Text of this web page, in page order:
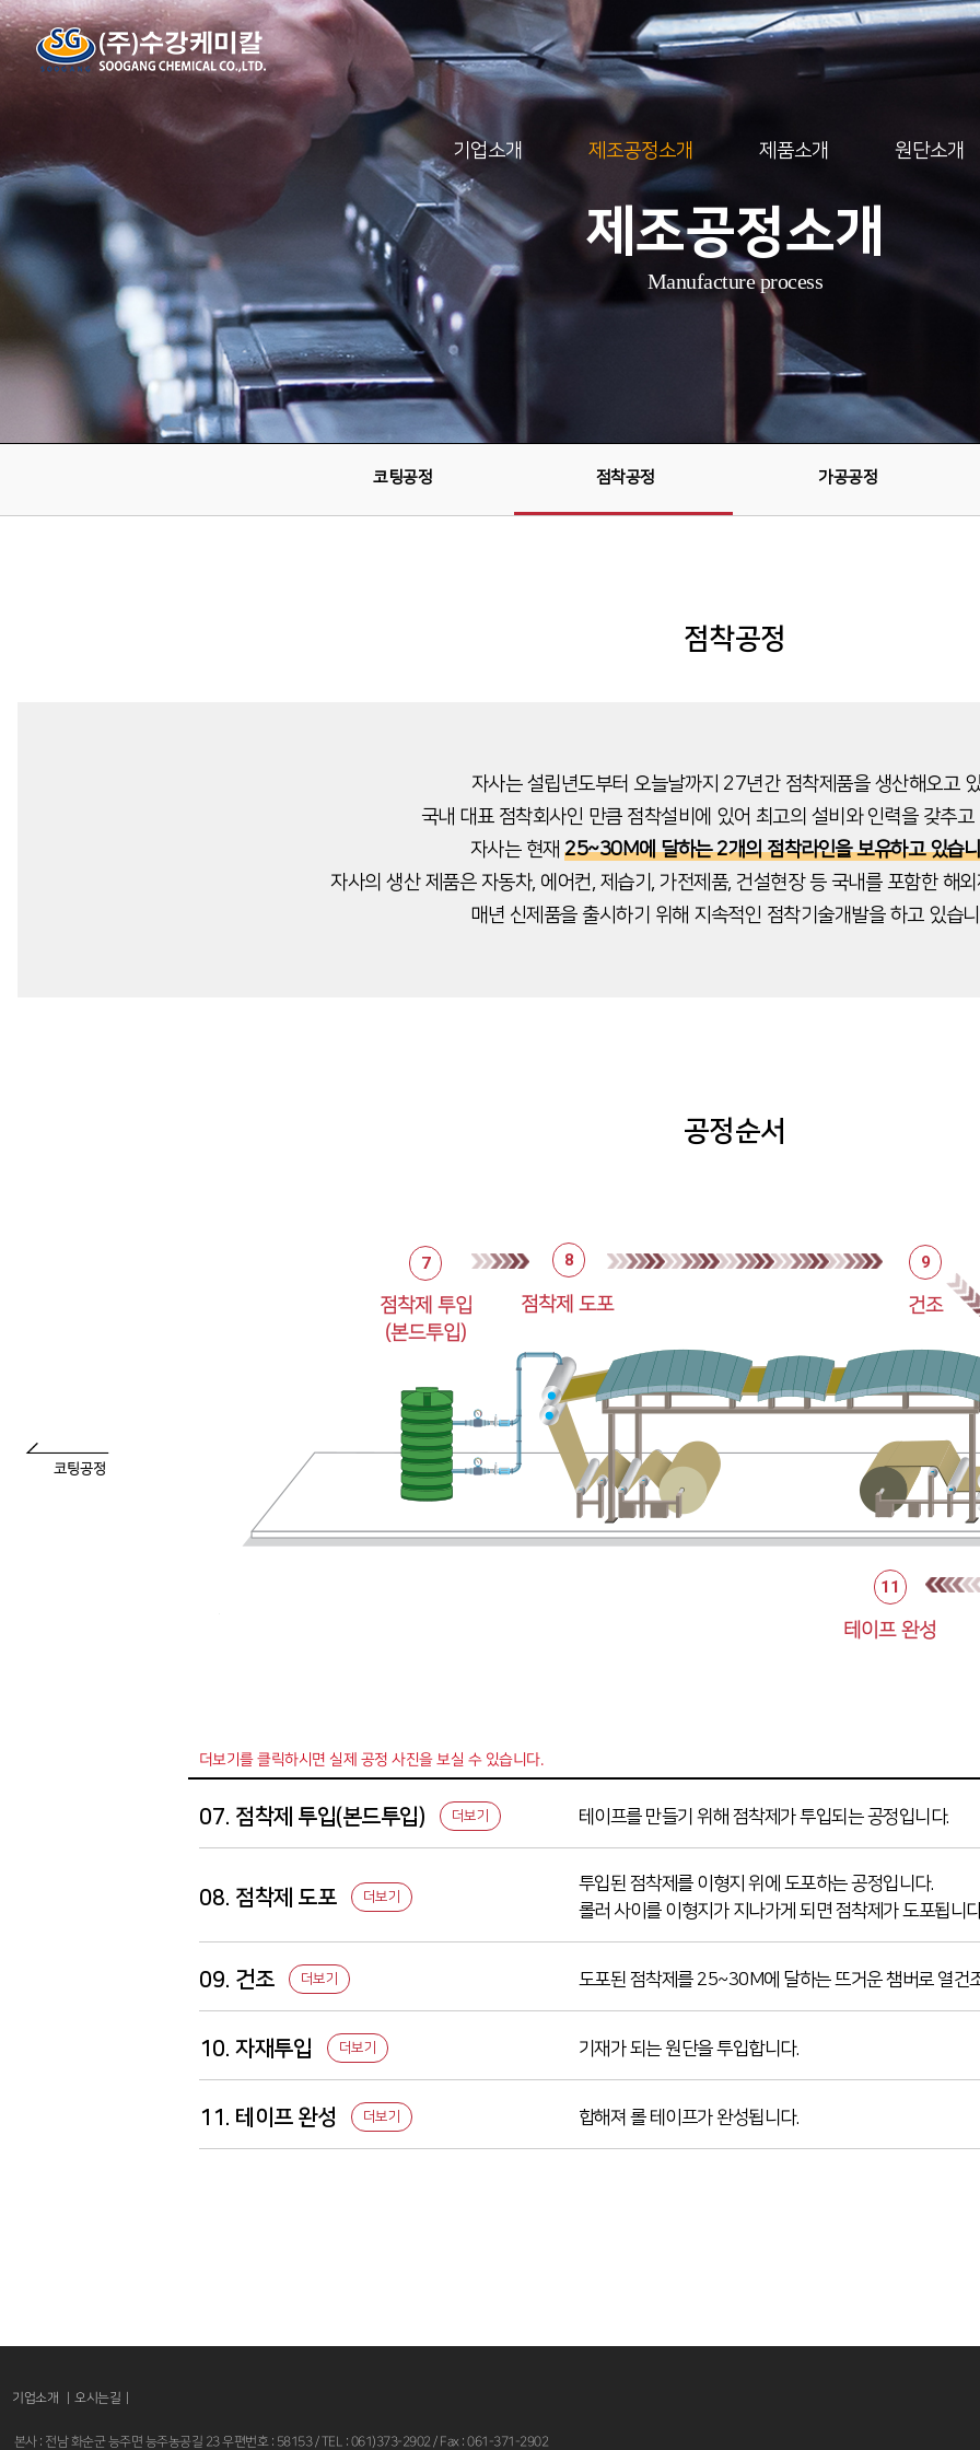
기업소개 제조공정소개 제품소개 원단소개
제조공정소개
Manufacture process
코팅공정 점착공정 가공공정
점착공정
자사는 설립년도부터 오늘날까지 27년간 점착제품을 생산해오고
국내 대표 점착회사인 만큼 점착설비에 있어 최고의 설비와 인력을 갖추고
자사는 현재25~30M에 달하는 2개의 점착라인을 보유하고 있습
자사의 생산 제품은 자동차, 에어컨, 제습기, 가전제품, 건설현장 등 국내를 포함한 해
매년 신제품을 출시하기 위해 지속적인 점착기술개발을 하고 있습
공정순서
점착제 도포
9
건조
테이프 완성
8
11
7
점착제 투입
(본드투입)
코팅공정
더보기를 클릭하시면 실제 공정 사진을 보실 수 있습니다.
07. 점착제 투입(본드투입) 더보기 테이프를 만들기 위해 점착제가 투입되는 공정입니다.
08. 점착제 도포 더보기
투입된 점착제를 이형지 위에 도포하는 공정입니다.
롤러 사이를 이형지가 지나가게 되면 점착제가 도포됩니
09. 건조 더보기 도포된 점착제를 25~30M에 달하는 뜨거운 챔버로 열건
10. 자재투입 더보기 기재가 되는 원단을 투입합니다.
11. 테이프 완성 더보기 합해져 롤 테이프가 완성됩니다.
기업소개 | 오시는길
본사 : 전남 화순군 능주면 능주농공길 23 우편번호 : 58153 / TEL : 061)373-2902 / Fax : 061-371-2902